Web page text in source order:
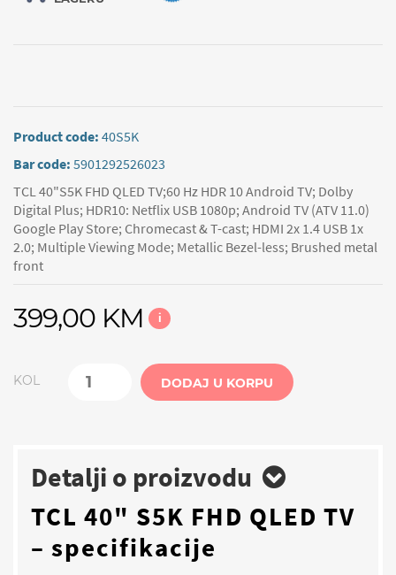
Product code: 40S5K
Bar code: 5901292526023
TCL 40"S5K FHD QLED TV;60 Hz HDR 10 Android TV; Dolby
Digital Plus; HDR10: Netflix USB 1080p; Android TV (ATV 11.0)
Google Play Store; Chromecast & T-cast; HDMI 2x 1.4 USB 1x
2.0; Multiple Viewing Mode; Metallic Bezel-less; Brushed metal
front
399,00 KM i
KOL DODAJ U KORPU
Detalji o proizvodu
TCL 40" S5K FHD QLED TV
– specifikacije